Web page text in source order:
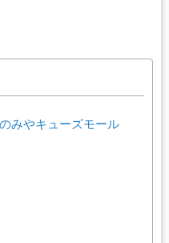
みやキューズモール